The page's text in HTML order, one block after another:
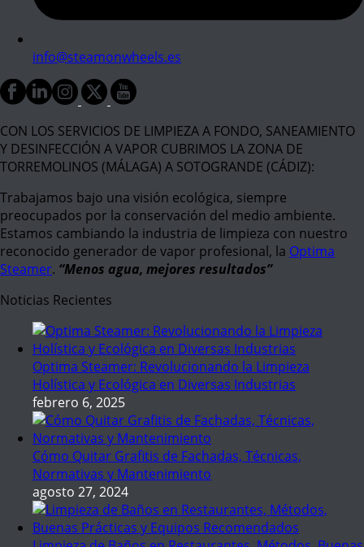
info@steamonwheels.es
CON LOS SERVICIOS DE LIMPIEZA A FONDO, SANEAMIENTO
Y DESINFECCIÓN A VAPOR CUBRIMOS LA ZONA DE
TORREMOLINOS (MÁLAGA) A SOTOGRANDE (CÁDIZ):
Trabajamos bajo una visión ecológica, siempre
preocupados por la conservación del medio ambiente.
Estamos cambiando la industria de limpieza con nuestro
reconocido generador de vapor profesional, la Optima
Steamer. “Menos agua, mejores resultados”
Noticias Recientes
Optima Steamer: Revolucionando la Limpieza
Holística y Ecológica en Diversas Industrias
febrero 6, 2025
Cómo Quitar Grafitis de Fachadas, Técnicas,
Normativas y Mantenimiento
agosto 27, 2024